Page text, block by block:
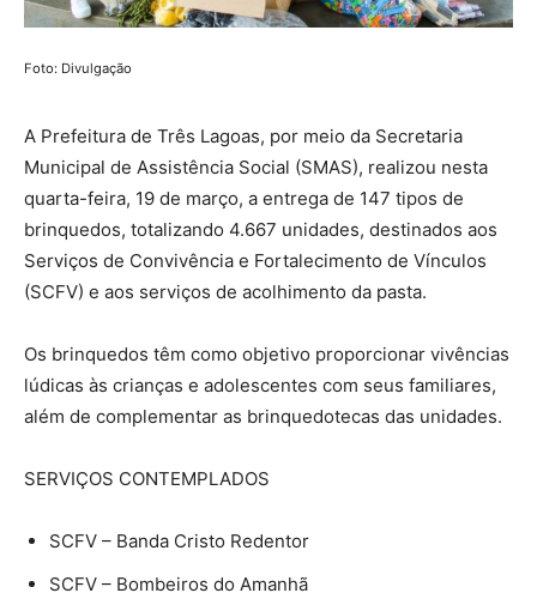
Foto: Divulgação
A Prefeitura de Três Lagoas, por meio da Secretaria
Municipal de Assistência Social (SMAS), realizou nesta
quarta-feira, 19 de março, a entrega de 147 tipos de
brinquedos, totalizando 4.667 unidades, destinados aos
Serviços de Convivência e Fortalecimento de Vínculos
(SCFV) e aos serviços de acolhimento da pasta.
Os brinquedos têm como objetivo proporcionar vivências
lúdicas às crianças e adolescentes com seus familiares,
além de complementar as brinquedotecas das unidades.
SERVIÇOS CONTEMPLADOS
SCFV – Banda Cristo Redentor
SCFV – Bombeiros do Amanhã